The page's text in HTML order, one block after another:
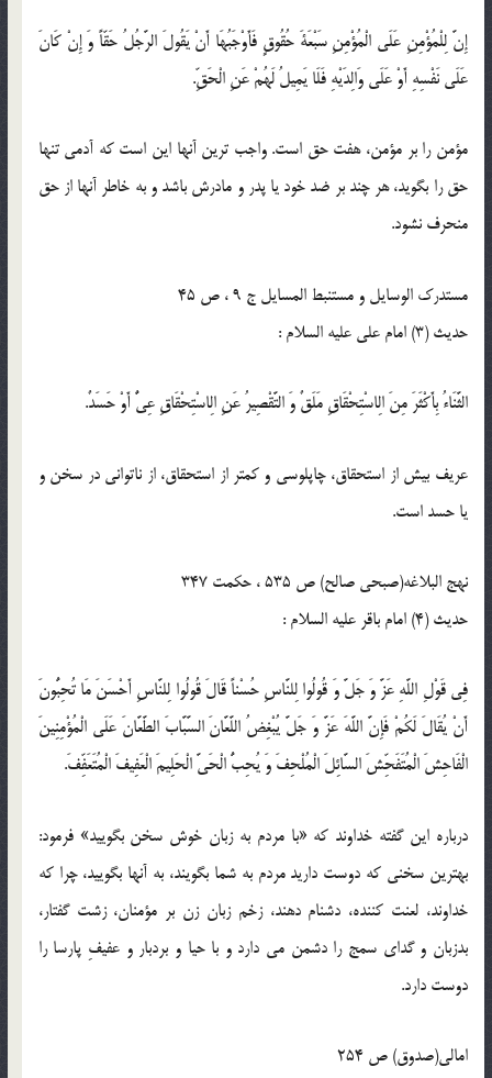
إِنَّ لِلْمُؤْمِنِ عَلَى الْمُؤْمِنِ سَبْعَةَ حُقُوقٍ فَأَوْجَبُهَا أَنْ يَقُولَ الرَّجُلُ حَقّاً وَ إِنْ كَانَ
عَلَى نَفْسِهِ أَوْ عَلَى وَالِدَيْهِ فَلَا يَمِيلُ لَهُمْ عَنِ الْحَقِّ.
مؤمن را بر مؤمن، هفت حق است. واجب ترين آنها اين است كه آدمى تنها
حق را بگويد، هر چند بر ضد خود يا پدر و مادرش باشد و به خاطر آنها از حق
منحرف نشود.
مستدرک الوسایل و مستنبط المسایل ج 9 ، ص 45
حدیث (3) امام على عليه السلام :
الثَّنَاءُ بِأَكْثَرَ مِنَ الِاسْتِحْقَاقِ مَلَقٌ وَ التَّقْصِيرُ عَنِ الِاسْتِحْقَاقِ عِيٌّ أَوْ حَسَدٌ.
عريف بيش از استحقاق، چاپلوسى و كمتر از استحقاق، از ناتوانى در سخن و
يا حسد است.
نهج البلاغه(صبحی صالح) ص 535 ، حكمت 347
حدیث (4) امام باقر عليه السلام :
فِي قَوْلِ اللَّهِ عَزَّ وَ جَلَّ وَ قُولُوا لِلنَّاسِ حُسْناً قَالَ قُولُوا لِلنَّاسِ أَحْسَنَ مَا تُحِبُّونَ
أَنْ يُقَالَ لَكُمْ فَإِنَّ اللَّهَ عَزَّ وَ جَلَّ يُبْغِضُ اللَّعَّانَ السَّبَّابَ الطَّعَّانَ عَلَى الْمُؤْمِنِينَ
الْفَاحِشَ الْمُتَفَحِّشَ السَّائِلَ الْمُلْحِفَ وَ يُحِبُّ الْحَيَّ الْحَلِيمَ الْعَفِيفَ الْمُتَعَفِّفَ.
درباره اين گفته خداوند كه «با مردم به زبان خوش سخن بگوييد» فرمود:
بهترين سخنى كه دوست داريد مردم به شما بگويند، به آنها بگوييد، چرا كه
خداوند، لعنت كننده، دشنام دهند، زخم زبان زن بر مؤمنان، زشت گفتار،
بدزبان و گداى سمج را دشمن مى دارد و با حيا و بردبار و عفيفِ پارسا را
دوست دارد.
امالى(صدوق) ص 254